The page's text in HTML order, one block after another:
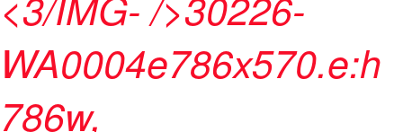
WA0004e786x570.e:h
786w,